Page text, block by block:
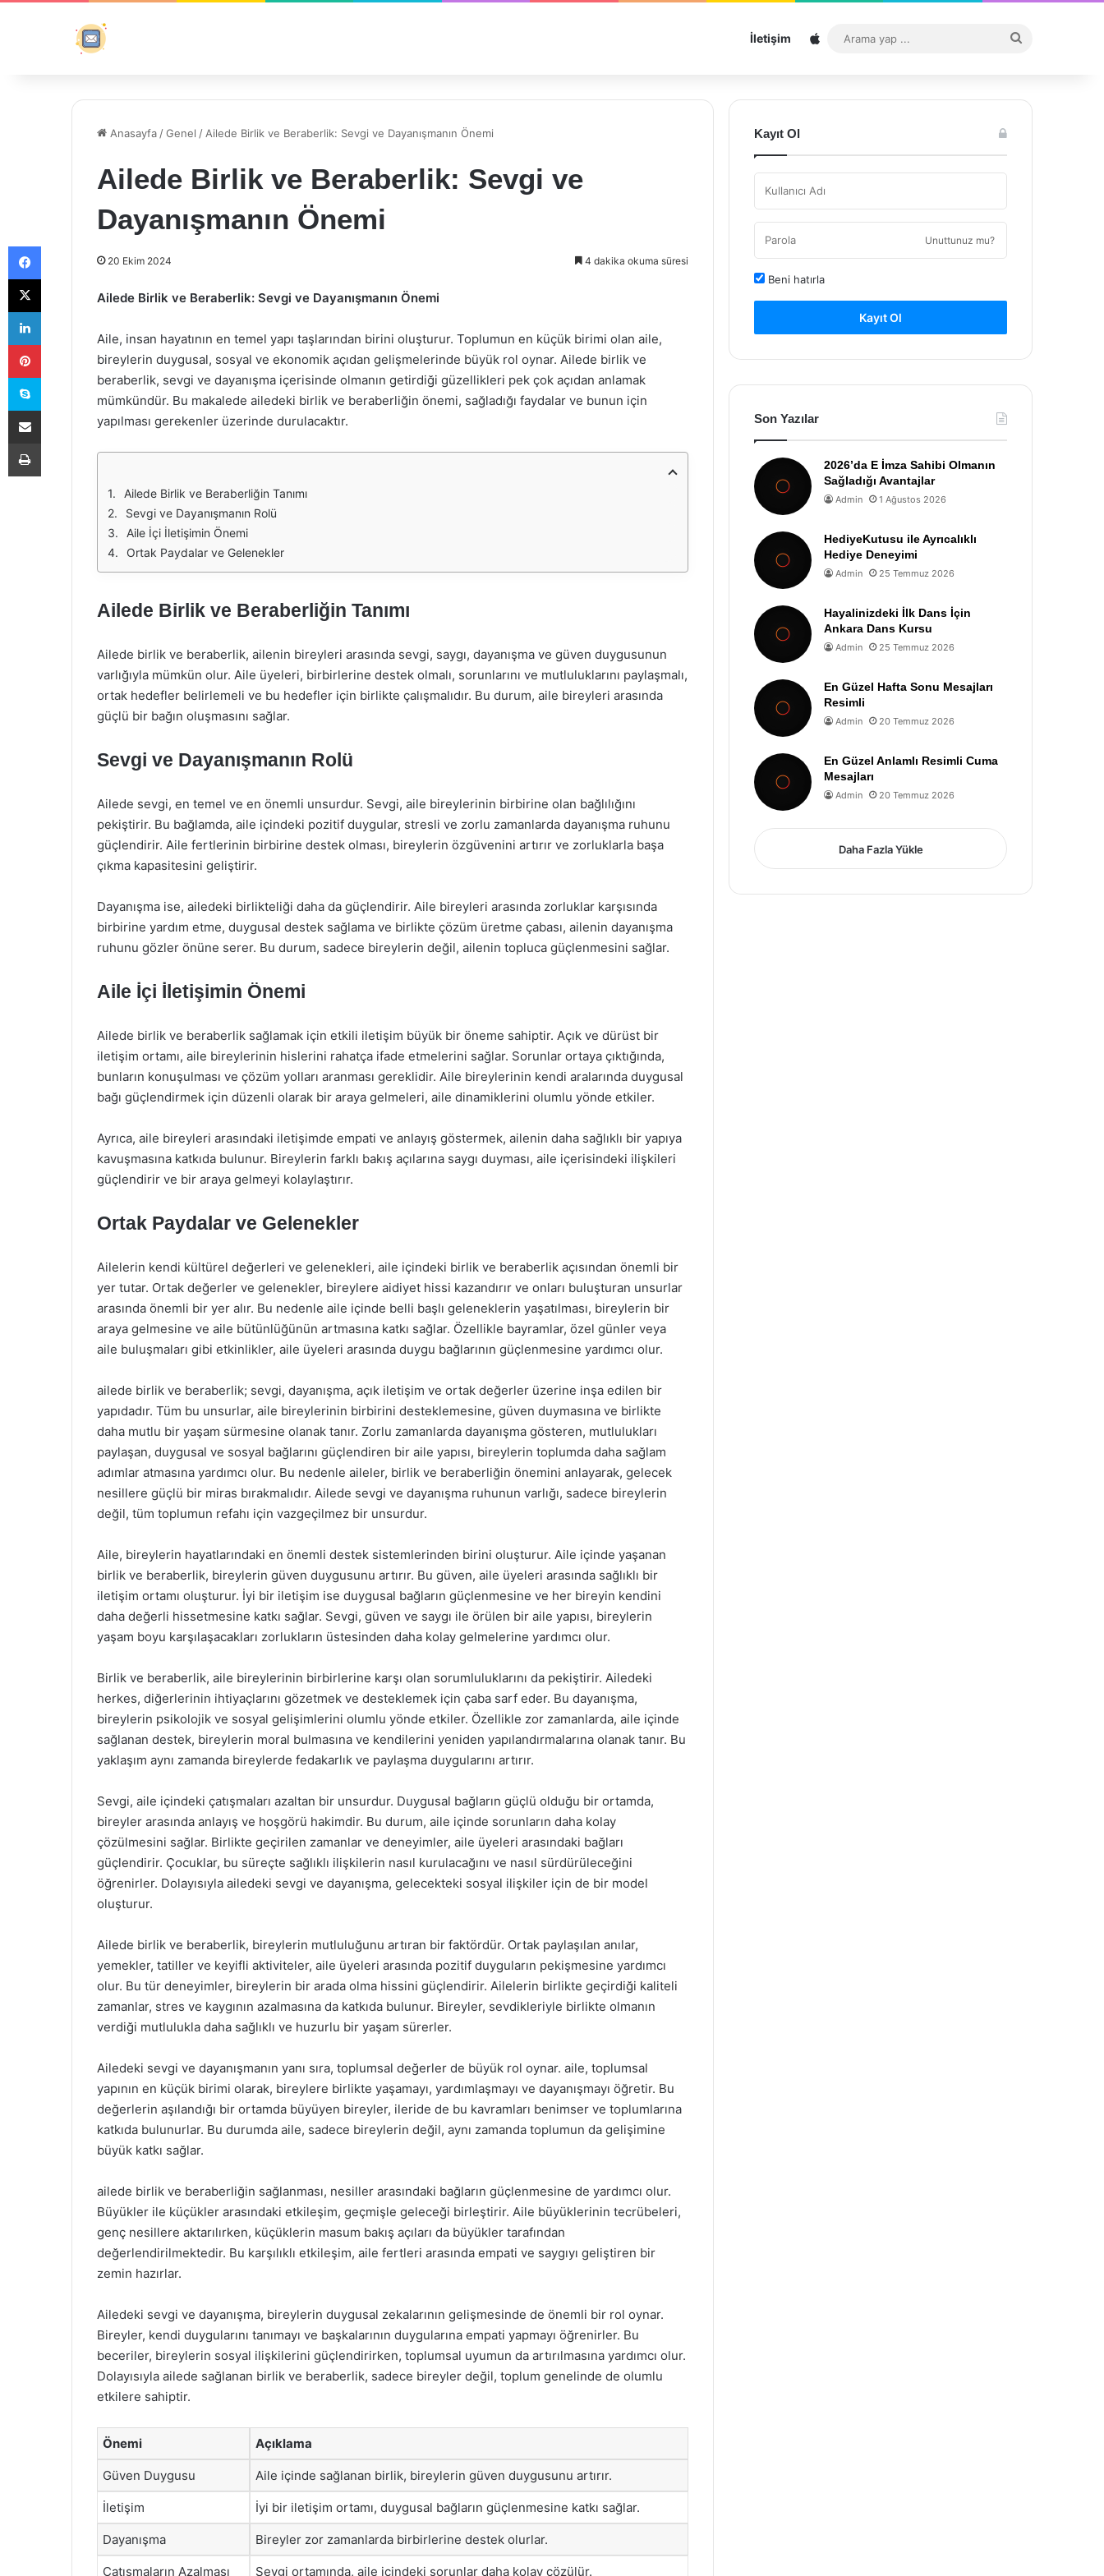
İletişim Sitemap
...
Anasayfa /Genel / Ailede Birlik ve Beraberlik: Sevgi ve Dayanışmanın Önemi
Ailede Birlik ve Beraberlik: Sevgi ve
Dayanışmanın Önemi
20 Ekim 2024 4 dakika okuma süresi
Ailede Birlik ve Beraberlik: Sevgi ve Dayanışmanın Önemi
Aile, insan hayatının en temel yapı taşlarından birini oluşturur. Toplumun en küçük birimi olan aile,
bireylerin duygusal, sosyal ve ekonomik açıdan gelişmelerinde büyük rol oynar. Ailede birlik ve
beraberlik, sevgi ve dayanışma içerisinde olmanın getirdiği güzellikleri pek çok açıdan anlamak
mümkündür. Bu makalede ailedeki birlik ve beraberliğin önemi, sağladığı faydalar ve bunun için
yapılması gerekenler üzerinde durulacaktır.
Ailede Birlik ve Beraberliğin Tanımı
Sevgi ve Dayanışmanın Rolü
Aile İçi İletişimin Önemi
Ortak Paydalar ve Gelenekler
Ailede Birlik ve Beraberliğin Tanımı
Ailede birlik ve beraberlik, ailenin bireyleri arasında sevgi, saygı, dayanışma ve güven duygusunun
varlığıyla mümkün olur. Aile üyeleri, birbirlerine destek olmalı, sorunlarını ve mutluluklarını paylaşmalı,
ortak hedefler belirlemeli ve bu hedefler için birlikte çalışmalıdır. Bu durum, aile bireyleri arasında
güçlü bir bağın oluşmasını sağlar.
Sevgi ve Dayanışmanın Rolü
Ailede sevgi, en temel ve en önemli unsurdur. Sevgi, aile bireylerinin birbirine olan bağlılığını
pekiştirir. Bu bağlamda, aile içindeki pozitif duygular, stresli ve zorlu zamanlarda dayanışma ruhunu
güçlendirir. Aile fertlerinin birbirine destek olması, bireylerin özgüvenini artırır ve zorluklarla başa
çıkma kapasitesini geliştirir.
Dayanışma ise, ailedeki birlikteliği daha da güçlendirir. Aile bireyleri arasında zorluklar karşısında
birbirine yardım etme, duygusal destek sağlama ve birlikte çözüm üretme çabası, ailenin dayanışma
ruhunu gözler önüne serer. Bu durum, sadece bireylerin değil, ailenin topluca güçlenmesini sağlar.
Aile İçi İletişimin Önemi
Ailede birlik ve beraberlik sağlamak için etkili iletişim büyük bir öneme sahiptir. Açık ve dürüst bir
iletişim ortamı, aile bireylerinin hislerini rahatça ifade etmelerini sağlar. Sorunlar ortaya çıktığında,
bunların konuşulması ve çözüm yolları aranması gereklidir. Aile bireylerinin kendi aralarında duygusal
bağı güçlendirmek için düzenli olarak bir araya gelmeleri, aile dinamiklerini olumlu yönde etkiler.
Ayrıca, aile bireyleri arasındaki iletişimde empati ve anlayış göstermek, ailenin daha sağlıklı bir yapıya
kavuşmasına katkıda bulunur. Bireylerin farklı bakış açılarına saygı duyması, aile içerisindeki ilişkileri
güçlendirir ve bir araya gelmeyi kolaylaştırır.
Ortak Paydalar ve Gelenekler
Ailelerin kendi kültürel değerleri ve gelenekleri, aile içindeki birlik ve beraberlik açısından önemli bir
yer tutar. Ortak değerler ve gelenekler, bireylere aidiyet hissi kazandırır ve onları buluşturan unsurlar
arasında önemli bir yer alır. Bu nedenle aile içinde belli başlı geleneklerin yaşatılması, bireylerin bir
araya gelmesine ve aile bütünlüğünün artmasına katkı sağlar. Özellikle bayramlar, özel günler veya
aile buluşmaları gibi etkinlikler, aile üyeleri arasında duygu bağlarının güçlenmesine yardımcı olur.
ailede birlik ve beraberlik; sevgi, dayanışma, açık iletişim ve ortak değerler üzerine inşa edilen bir
yapıdadır. Tüm bu unsurlar, aile bireylerinin birbirini desteklemesine, güven duymasına ve birlikte
daha mutlu bir yaşam sürmesine olanak tanır. Zorlu zamanlarda dayanışma gösteren, mutlulukları
paylaşan, duygusal ve sosyal bağlarını güçlendiren bir aile yapısı, bireylerin toplumda daha sağlam
adımlar atmasına yardımcı olur. Bu nedenle aileler, birlik ve beraberliğin önemini anlayarak, gelecek
nesillere güçlü bir miras bırakmalıdır. Ailede sevgi ve dayanışma ruhunun varlığı, sadece bireylerin
değil, tüm toplumun refahı için vazgeçilmez bir unsurdur.
Aile, bireylerin hayatlarındaki en önemli destek sistemlerinden birini oluşturur. Aile içinde yaşanan
birlik ve beraberlik, bireylerin güven duygusunu artırır. Bu güven, aile üyeleri arasında sağlıklı bir
iletişim ortamı oluşturur. İyi bir iletişim ise duygusal bağların güçlenmesine ve her bireyin kendini
daha değerli hissetmesine katkı sağlar. Sevgi, güven ve saygı ile örülen bir aile yapısı, bireylerin
yaşam boyu karşılaşacakları zorlukların üstesinden daha kolay gelmelerine yardımcı olur.
Birlik ve beraberlik, aile bireylerinin birbirlerine karşı olan sorumluluklarını da pekiştirir. Ailedeki
herkes, diğerlerinin ihtiyaçlarını gözetmek ve desteklemek için çaba sarf eder. Bu dayanışma,
bireylerin psikolojik ve sosyal gelişimlerini olumlu yönde etkiler. Özellikle zor zamanlarda, aile içinde
sağlanan destek, bireylerin moral bulmasına ve kendilerini yeniden yapılandırmalarına olanak tanır. Bu
yaklaşım aynı zamanda bireylerde fedakarlık ve paylaşma duygularını artırır.
Sevgi, aile içindeki çatışmaları azaltan bir unsurdur. Duygusal bağların güçlü olduğu bir ortamda,
bireyler arasında anlayış ve hoşgörü hakimdir. Bu durum, aile içinde sorunların daha kolay
çözülmesini sağlar. Birlikte geçirilen zamanlar ve deneyimler, aile üyeleri arasındaki bağları
güçlendirir. Çocuklar, bu süreçte sağlıklı ilişkilerin nasıl kurulacağını ve nasıl sürdürüleceğini
öğrenirler. Dolayısıyla ailedeki sevgi ve dayanışma, gelecekteki sosyal ilişkiler için de bir model
oluşturur.
Ailede birlik ve beraberlik, bireylerin mutluluğunu artıran bir faktördür. Ortak paylaşılan anılar,
yemekler, tatiller ve keyifli aktiviteler, aile üyeleri arasında pozitif duyguların pekişmesine yardımcı
olur. Bu tür deneyimler, bireylerin bir arada olma hissini güçlendirir. Ailelerin birlikte geçirdiği kaliteli
zamanlar, stres ve kaygının azalmasına da katkıda bulunur. Bireyler, sevdikleriyle birlikte olmanın
verdiği mutlulukla daha sağlıklı ve huzurlu bir yaşam sürerler.
Ailedeki sevgi ve dayanışmanın yanı sıra, toplumsal değerler de büyük rol oynar. aile, toplumsal
yapının en küçük birimi olarak, bireylere birlikte yaşamayı, yardımlaşmayı ve dayanışmayı öğretir. Bu
değerlerin aşılandığı bir ortamda büyüyen bireyler, ileride de bu kavramları benimser ve toplumlarına
katkıda bulunurlar. Bu durumda aile, sadece bireylerin değil, aynı zamanda toplumun da gelişimine
büyük katkı sağlar.
ailede birlik ve beraberliğin sağlanması, nesiller arasındaki bağların güçlenmesine de yardımcı olur.
Büyükler ile küçükler arasındaki etkileşim, geçmişle geleceği birleştirir. Aile büyüklerinin tecrübeleri,
genç nesillere aktarılırken, küçüklerin masum bakış açıları da büyükler tarafından
değerlendirilmektedir. Bu karşılıklı etkileşim, aile fertleri arasında empati ve saygıyı geliştiren bir
zemin hazırlar.
Ailedeki sevgi ve dayanışma, bireylerin duygusal zekalarının gelişmesinde de önemli bir rol oynar.
Bireyler, kendi duygularını tanımayı ve başkalarının duygularına empati yapmayı öğrenirler. Bu
beceriler, bireylerin sosyal ilişkilerini güçlendirirken, toplumsal uyumun da artırılmasına yardımcı olur.
Dolayısıyla ailede sağlanan birlik ve beraberlik, sadece bireyler değil, toplum genelinde de olumlu
etkilere sahiptir.
Önemi Açıklama
Güven Duygusu Aile içinde sağlanan birlik, bireylerin güven duygusunu artırır.
İletişim İyi bir iletişim ortamı, duygusal bağların güçlenmesine katkı sağlar.
Dayanışma Bireyler zor zamanlarda birbirlerine destek olurlar.
Çatışmaların Azalması Sevgi ortamında, aile içindeki sorunlar daha kolay çözülür.
Kayıt Ol
Unuttunuz mu?
Beni hatırla
Kayıt Ol
Son Yazılar
2026’da E İmza Sahibi Olmanın
Sağladığı Avantajlar
Admin 1 Ağustos 2026
HediyeKutusu ile Ayrıcalıklı
Hediye Deneyimi
Admin 25 Temmuz 2026
Hayalinizdeki İlk Dans İçin
Ankara Dans Kursu
Admin 25 Temmuz 2026
En Güzel Hafta Sonu Mesajları
Resimli
Admin 20 Temmuz 2026
En Güzel Anlamlı Resimli Cuma
Mesajları
Admin 20 Temmuz 2026
Daha Fazla Yükle
Facebook
X
LinkedIn
Pinterest
Skype
E-Posta ile paylaş